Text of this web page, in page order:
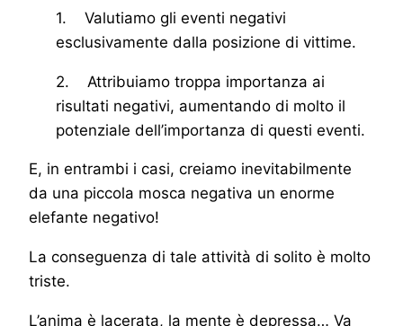
1. Valutiamo gli eventi negativi
esclusivamente dalla posizione di vittime.
2. Attribuiamo troppa importanza ai
risultati negativi, aumentando di molto il
potenziale dell’importanza di questi eventi.
E, in entrambi i casi, creiamo inevitabilmente
da una piccola mosca negativa un enorme
elefante negativo!
La conseguenza di tale attività di solito è molto
triste.
L’anima è lacerata, la mente è depressa… Va